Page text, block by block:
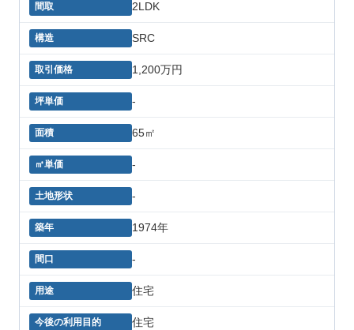
2LDK
SRC
1,200万円
-
65㎡
-
-
1974年
-
住宅
住宅